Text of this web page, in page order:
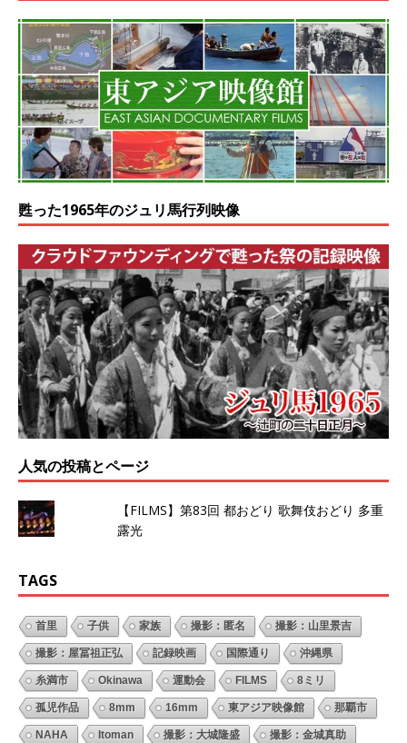
甦った1965年のジュリ馬行列映像
人気の投稿とページ
【FILMS】第83回 都おどり 歌舞伎おどり 多重
露光
TAGS
首里 子供 家族 撮影：匿名 撮影：山里景吉
撮影：屋冨祖正弘 記録映画 国際通り 沖縄県
糸満市 Okinawa 運動会 FILMS 8ミリ
孤児作品 8mm 16mm 東アジア映像館 那覇市
NAHA Itoman 撮影：大城隆盛 撮影：金城真助